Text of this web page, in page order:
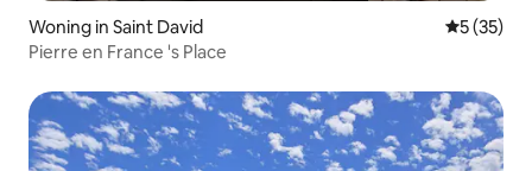
Woning in Saint David
5 (35)
Pierre en France 's Place